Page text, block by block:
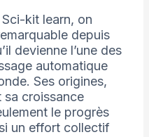
kit learn, on
depuis
devienne l’une des
automatique
Ses origines,
sa croissance
le progrès
un effort collectif